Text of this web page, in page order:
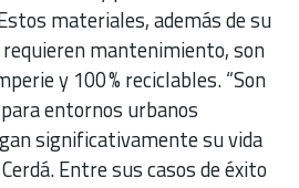
materiales, además de su
mantenimiento, son
y 100 % reciclables. “Son
entornos urbanos
significativamente su vida
Entre sus casos de éxito